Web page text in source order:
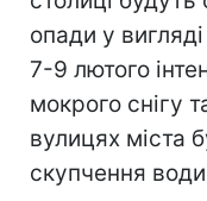
опади у
7-9 лютого
мокрого снігу
вулицях міста
скупчення